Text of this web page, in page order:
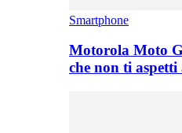
Smartphone
Motorola Moto
che non ti